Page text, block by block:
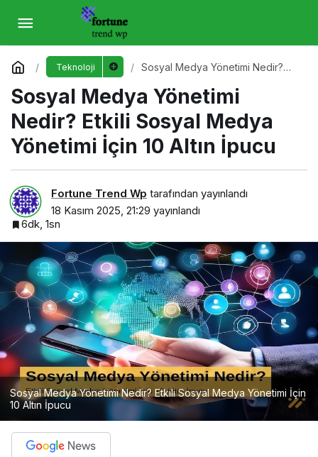
Teknoloji
Sosyal Medya Yönetimi Nedir?
10 Altın İpucu
Sosyal Medya Yönetimi
Nedir? Etkili Sosyal Medya
Yönetimi İçin 10 Altın İpucu
Fortune Trend Wp tarafından yayınlandı
18 Kasım 2025, 21:29 yayınlandı
6dk, 1sn
Sosyal Medya Yönetimi Nedir? Etkili Sosyal Medya Yönetimi İçin
10 Altın İpucu
Sosyal Medya Yönetimi Nedir? Etkili Sosyal
Medya Yönetimi İçin 10 Altın İpucu
Yorum Yap